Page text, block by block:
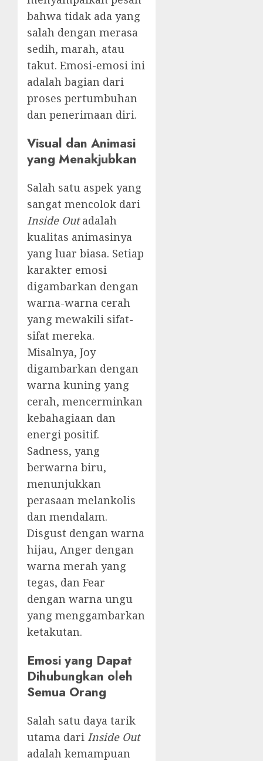
bahwa tidak ada yang
salah dengan merasa
sedih, marah, atau
takut. Emosi-emosi ini
adalah bagian dari
proses pertumbuhan
dan penerimaan diri.
Visual dan Animasi
yang Menakjubkan
Salah satu aspek yang
sangat mencolok dari
Inside Outadalah
kualitas animasinya
yang luar biasa. Setiap
karakter emosi
digambarkan dengan
warna-warna cerah
yang mewakili sifat-
sifat mereka.
Misalnya, Joy
digambarkan dengan
warna kuning yang
cerah, mencerminkan
kebahagiaan dan
energi positif.
Sadness, yang
berwarna biru,
menunjukkan
perasaan melankolis
dan mendalam.
Disgust dengan warna
hijau, Anger dengan
warna merah yang
tegas, dan Fear
dengan warna ungu
yang menggambarkan
ketakutan.
Emosi yang Dapat
Dihubungkan oleh
Semua Orang
Salah satu daya tarik
utama dari Inside Out
adalah kemampuan